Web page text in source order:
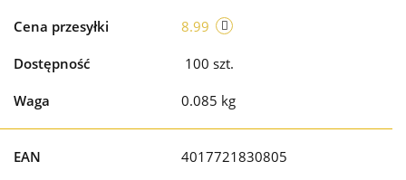
Cena przesyłki 8.99
Dostępność 100 szt.
Waga 0.085 kg
EAN 4017721830805